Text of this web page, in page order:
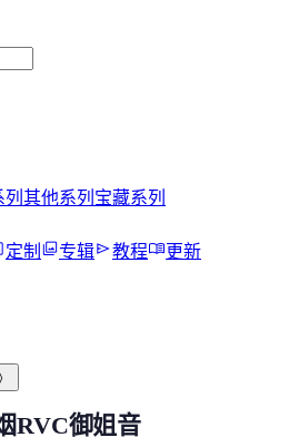
其他系列 宝藏系列
定制 photo_library专辑send教程menu_book更新
RVC御姐音
RVC御姐音